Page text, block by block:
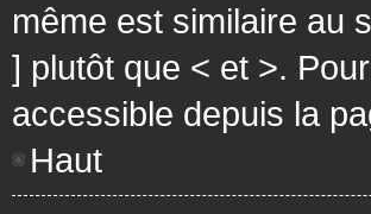
même est similaire au
] plutôt que < et >.
accessible depuis la
Haut